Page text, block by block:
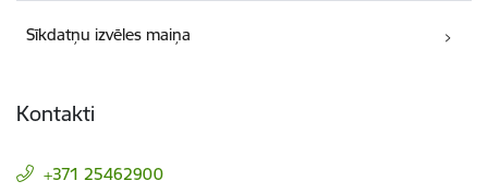
Sīkdatņu izvēles maiņa
Kontakti
+371 25462900